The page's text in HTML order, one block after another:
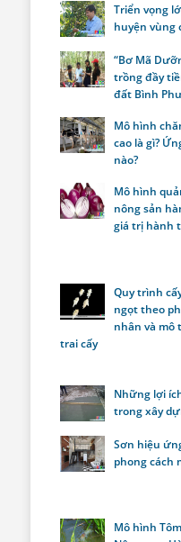
Triển vọng
huyện vùng
“Bơ Mã
trồng đầy
đất Bình
Mô hình
cao là gì?
nào?
Mô hình
nông sản
giá trị hành
Quy trình
ngọt theo
nhân và mô
trai cấy
Những lợi
trong xây
Sơn hiệu
phong cách
Mô hình